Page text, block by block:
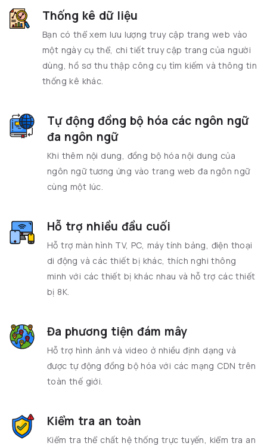
Thống kê dữ liệu
Bạn có thể xem lưu lượng truy cập trang web vào
một ngày cụ thể, chi tiết truy cập trang của người
dùng, hồ sơ thu thập công cụ tìm kiếm và thông tin
thống kê khác.
Tự động đồng bộ hóa các ngôn ngữ
đa ngôn ngữ
Khi thêm nội dung, đồng bộ hóa nội dung của
ngôn ngữ tương ứng vào trang web đa ngôn ngữ
cùng một lúc.
Hỗ trợ nhiều đầu cuối
Hỗ trợ màn hình TV, PC, máy tính bảng, điện thoại
di động và các thiết bị khác, thích nghi thông
minh với các thiết bị khác nhau và hỗ trợ các thiết
bị 8K.
Đa phương tiện đám mây
Hỗ trợ hình ảnh và video ở nhiều định dạng và
được tự động đồng bộ hóa với các mạng CDN trên
toàn thế giới.
Kiểm tra an toàn
Kiểm tra thể chất hệ thống trực tuyến, kiểm tra an